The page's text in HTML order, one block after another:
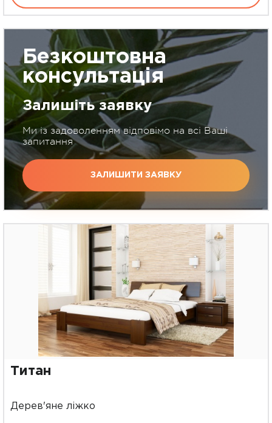
Безкоштовна
консультація
Залишіть заявку
Ми із задоволенням відповімо на всі Ваші
запитання
ЗАЛИШИТИ ЗАЯВКУ
Титан
Дерев'яне ліжко